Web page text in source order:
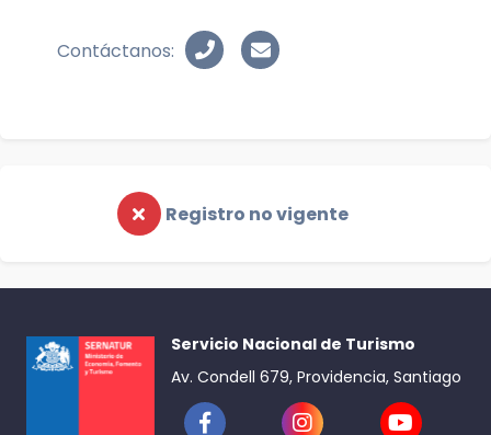
Contáctanos:
Registro no vigente
Servicio Nacional de Turismo
Av. Condell 679, Providencia, Santiago